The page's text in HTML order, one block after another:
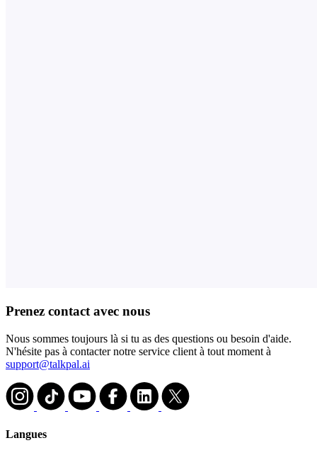
Prenez contact avec nous
Nous sommes toujours là si tu as des questions ou besoin d'aide.
N'hésite pas à contacter notre service client à tout moment à
support@talkpal.ai
Langues